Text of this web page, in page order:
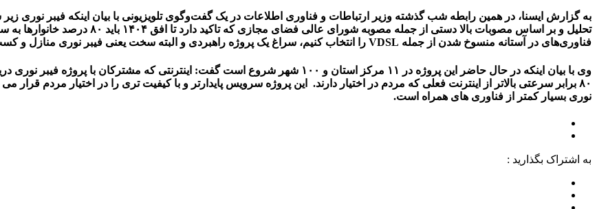
به گزارش ایسنا، در همین رابطه شب گذشته وزیر ارتباطات و فناوری اطلاعات در یک گفت‌وگوی تلویزیونی با بیان اینکه فیبر نوری
فناوری‌های در آستانه منسوخ شدن از جمله VDSL را انتخاب کنیم، سراغ یک پروژه راهبردی و البته سخت یعنی فیبر نوری منازل و کسب و کارها رفتیم.
۸۰ برابر سرعتی بالاتر از اینترنت فعلی که مردم در اختیار دارند. این پروژه سرویس پایدارتر و با کیفیت تری را در اختیار مردم
نوری بسیار کمتر از فناوری های همراه است.
به اشتراک بگذارید :